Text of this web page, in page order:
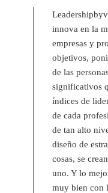
innova en la
empresas y
objetivos,
de las
significativos
índices de
de cada
de tan alto
diseño de
cosas, se
uno. Y lo
muy bien con